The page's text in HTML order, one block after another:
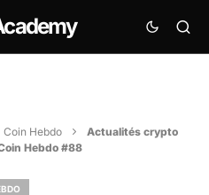
Coin Hebdo
Actualités crypto
Hebdo #88